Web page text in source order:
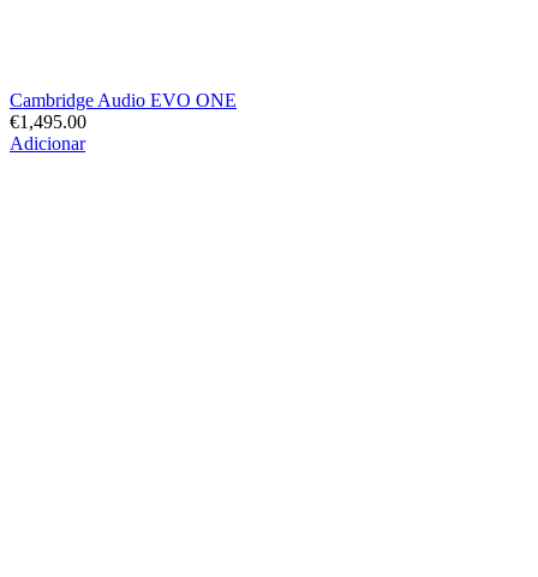
Cambridge Audio EVO ONE
€1,495.00
Adicionar